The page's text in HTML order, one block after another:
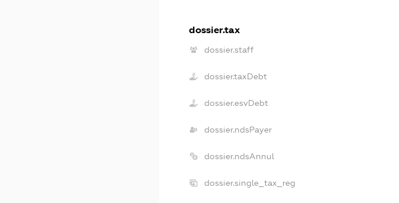
dossier.tax
dossier.staff
dossier.taxDebt
dossier.esvDebt
dossier.ndsPayer
dossier.ndsAnnul
dossier.single_tax_reg